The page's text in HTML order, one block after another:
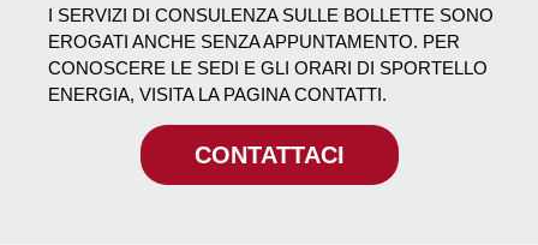
I SERVIZI DI CONSULENZA SULLE BOLLETTE SONO
EROGATI ANCHE SENZA APPUNTAMENTO. PER
CONOSCERE LE SEDI E GLI ORARI DI SPORTELLO
ENERGIA, VISITA LA PAGINA CONTATTI.
CONTATTACI